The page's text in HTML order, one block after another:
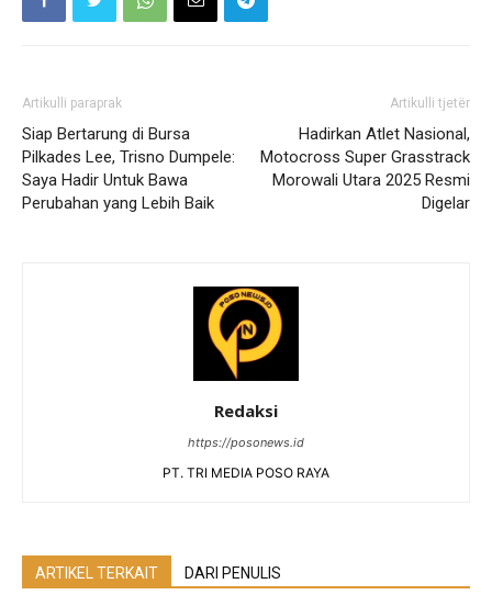
Artikulli paraprak
Siap Bertarung di Bursa
Pilkades Lee, Trisno Dumpele:
Saya Hadir Untuk Bawa
Perubahan yang Lebih Baik
Artikulli tjetër
Hadirkan Atlet Nasional,
Motocross Super Grasstrack
Morowali Utara 2025 Resmi
Digelar
Redaksi
https://posonews.id
PT. TRI MEDIA POSO RAYA
ARTIKEL TERKAIT DARI PENULIS